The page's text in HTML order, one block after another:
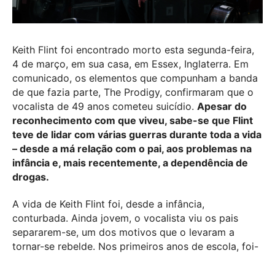
Keith Flint foi encontrado morto esta segunda-feira,
4 de março, em sua casa, em Essex, Inglaterra. Em
comunicado, os elementos que compunham a banda
de que fazia parte, The Prodigy, confirmaram que o
vocalista de 49 anos cometeu suicídio. Apesar do
reconhecimento com que viveu, sabe-se que Flint
teve de lidar com várias guerras durante toda a vida
– desde a má relação com o pai, aos problemas na
infância e, mais recentemente, a dependência de
drogas.
A vida de Keith Flint foi, desde a infância,
conturbada. Ainda jovem, o vocalista viu os pais
separarem-se, um dos motivos que o levaram a
tornar-se rebelde. Nos primeiros anos de escola, foi-